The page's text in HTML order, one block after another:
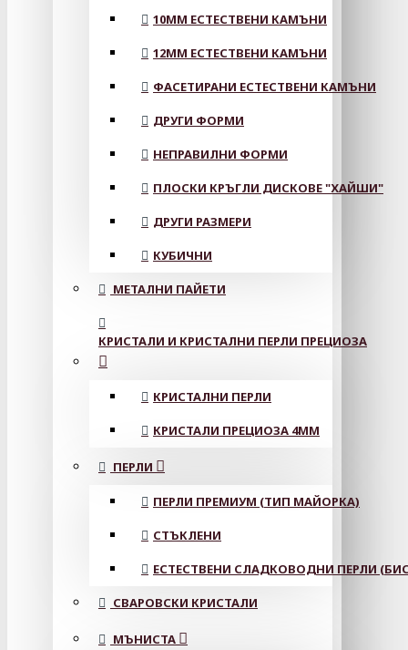
10MM ЕСТЕСТВЕНИ КАМЪНИ
12MM ЕСТЕСТВЕНИ КАМЪНИ
ФАСЕТИРАНИ ЕСТЕСТВЕНИ КАМЪНИ
ДРУГИ ФОРМИ
НЕПРАВИЛНИ ФОРМИ
ПЛОСКИ КРЪГЛИ ДИСКОВЕ "ХАЙШИ"
ДРУГИ РАЗМЕРИ
КУБИЧНИ
МЕТАЛНИ ПАЙЕТИ
КРИСТАЛИ И КРИСТАЛНИ ПЕРЛИ ПРЕЦИОЗА
КРИСТАЛНИ ПЕРЛИ
КРИСТАЛИ ПРЕЦИОЗА 4ММ
ПЕРЛИ
ПЕРЛИ ПРЕМИУМ (ТИП МАЙОРКА)
СТЪКЛЕНИ
ЕСТЕСТВЕНИ СЛАДКОВОДНИ ПЕРЛИ
СВАРОВСКИ КРИСТАЛИ
МЪНИСТА